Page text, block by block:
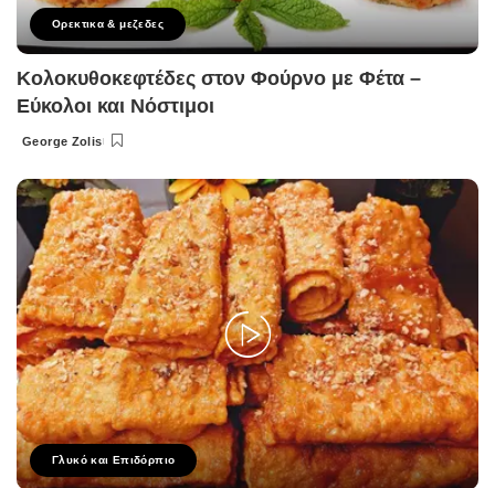
Ορεκτικα & μεζεδες
Κολοκυθοκεφτέδες στον Φούρνο με Φέτα –
Εύκολοι και Νόστιμοι
Posted
George Zolis
Γλυκό και Επιδόρπιο